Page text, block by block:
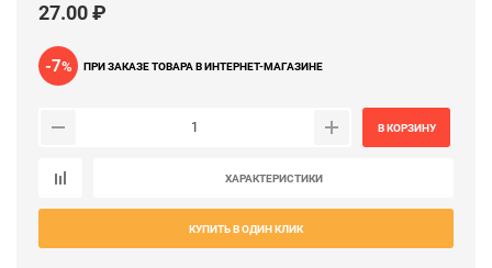
27.00 ₽
-7% ПРИ ЗАКАЗЕ ТОВАРА В ИНТЕРНЕТ-МАГАЗИНЕ
В КОРЗИНУ
ХАРАКТЕРИСТИКИ
КУПИТЬ В ОДИН КЛИК